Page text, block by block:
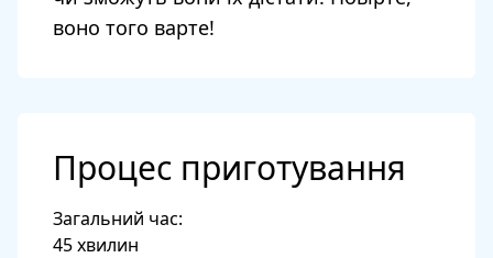
воно того варте!
Процес приготування
Загальний час:
45 хвилин